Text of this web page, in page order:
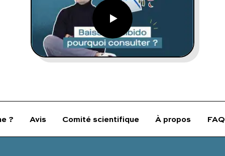
Vous avez des questions :
FAQ complète
01 86 65 17 33
? Avis Comité scientifique À propos FAQ